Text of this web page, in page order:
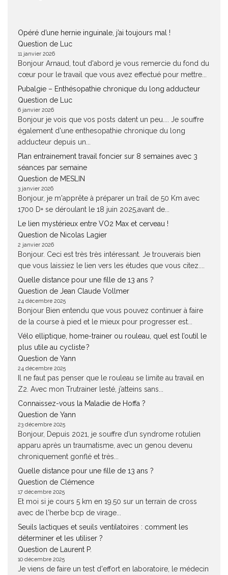
Opéré d’une hernie inguinale, j’ai toujours mal !
Question de Luc
11 janvier 2026
Bonjour Arnaud, tout d'abord je vous remercie du fond du
cœur pour le travail que vous avez effectué pour mettre...
Pubalgie – Enthésopathie chronique du long adducteur
Question de Luc
6 janvier 2026
Bonjour je vois que vos posts datent un peu.... Je souffre
également d'une enthesopathie chronique du long
adducteur depuis un...
Plan entrainement travail foncier sur 8 semaines avec 3
séances par semaine
Question de MESLIN
3 janvier 2026
Bonjour, je m'apprête à préparer un trail de 50 Km avec
1700 D+ se déroulant le 18 juin 2025,avant de...
Le lien mystérieux entre VO2 Max et cerveau !
Question de Nicolas Lagier
2 janvier 2026
Bonjour. Ceci est très très intéressant. Je trouverais bien
que vous laissiez le lien vers les études que vous citez....
Quelle distance pour une fille de 13 ans ?
Question de Jean Claude Vollmer
24 décembre 2025
Bonjour Bien entendu que vous pouvez continuer à faire
de la course à pied et le mieux pour progresser est...
Vélo elliptique, home-trainer ou rouleau, quel est l’outil le
plus utile au cycliste ?
Question de Yann
24 décembre 2025
Il ne faut pas penser que le rouleau se limite au travail en
Z2. Avec mon Trutrainer lesté, j’atteins sans...
Connaissez-vous la Maladie de Hoffa ?
Question de Yann
23 décembre 2025
Bonjour, Depuis 2021, je souffre d’un syndrome rotulien
apparu après un traumatisme, avec un genou devenu
chroniquement gonflé et très...
Quelle distance pour une fille de 13 ans ?
Question de Clémence
17 décembre 2025
Et moi si je cours 5 km en 19.50 sur un terrain de cross
avec de l'herbe bcp de virage...
Seuils lactiques et seuils ventilatoires : comment les
déterminer et les utiliser ?
Question de Laurent P.
10 décembre 2025
Je viens de faire un test d'effort en laboratoire, le médecin